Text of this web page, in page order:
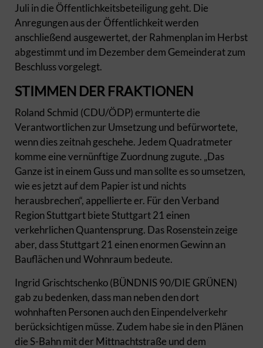
Juli in die Öffentlichkeitsbeteiligung geht. Die
Anregungen aus der Öffentlichkeit werden
anschließend ausgewertet, der Rahmenplan im Herbst
abgestimmt und im Dezember dem Gemeinderat zum
Beschluss vorgelegt.
STIMMEN DER FRAKTIONEN
Roland Schmid (CDU/ÖDP) ermunterte die
Verantwortlichen zur Umsetzung und befürwortete,
wenn dies zeitnah geschehe. Jedem Quadratmeter
komme eine vernünftige Zuordnung zugute. „Das
Ganze ist in einem Guss und man sollte es so umsetzen,
wie es jetzt auf dem Papier ist und nichts
herausbrechen“, appellierte er. Für den Verband
Region Stuttgart biete Stuttgart 21 einen
verkehrlichen Quantensprung. Das Rosenstein zeige
aber, dass Stuttgart 21 einen enormen Gewinn an
Bauflächen und Wohnraum bedeute.
Ingrid Grischtschenko (BÜNDNIS 90/DIE GRÜNEN)
gab zu bedenken, dass man neben den dort
wohnhaften Personen auch den Einpendelverkehr
berücksichtigen müsse. Zudem habe sie in den Plänen
die S-Bahn mit der Mittnachtstraße und dem